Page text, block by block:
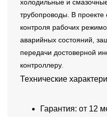
холодильные и
трубопроводы. В проекте
контроля рабочих
аварийных состояний,
передачи достоверной
контроллеру.
Технические
Гарантия: от 12